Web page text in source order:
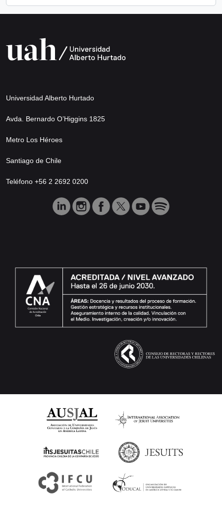
Universidad Alberto Hurtado
Avda. Bernardo O’Higgins 1825
Metro Los Héroes
Santiago de Chile
Teléfono +56 2 2692 0200